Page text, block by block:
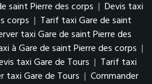
saint Pierre des corps | Devis taxi
corps | Tarif taxi Gare de saint
taxi Gare de saint Pierre des
à Gare de saint Pierre des corps |
taxi Gare de Tours | Tarif taxi
taxi Gare de Tours | Commander